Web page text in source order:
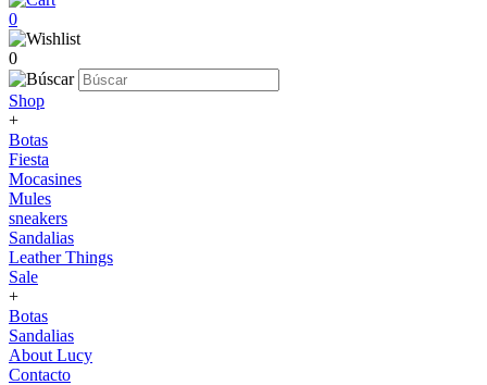
0
0
Shop
+
Botas
Fiesta
Mocasines
Mules
sneakers
Sandalias
Leather Things
Sale
+
Botas
Sandalias
About Lucy
Contacto